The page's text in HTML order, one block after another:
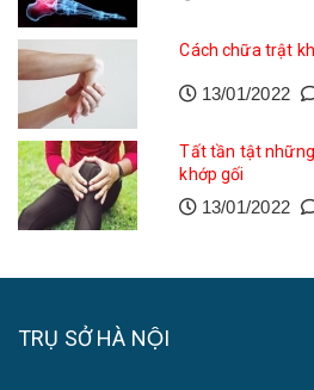
Cách chữa trật
13/01/2022
Tất tần tật
khớp gối
13/01/2022
TRỤ SỞ HÀ NỘI